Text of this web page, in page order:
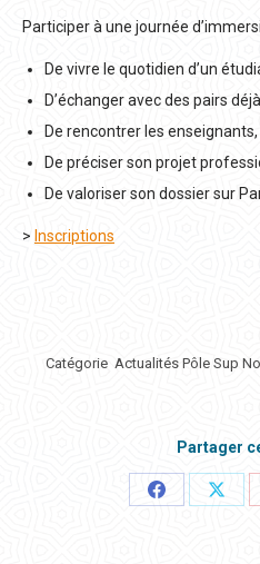
Participer à une journée
De vivre le quotidien d’un
D’échanger avec des pairs
De rencontrer les enseignants,
De préciser son projet
De valoriser son dossier sur
> Inscriptions
Catégorie Actualités Pôle Sup
Partager
Partager